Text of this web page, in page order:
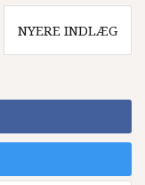
NYERE INDLÆG